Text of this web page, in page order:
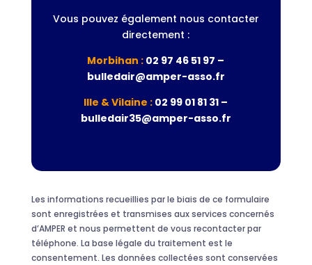
Vous pouvez également nous contacter
directement :
Morbihan : 02 97 46 51 97 –
bulledair@amper-asso.fr
Ille & Vilaine : 02 99 01 81 31 –
bulledair35@amper-asso.fr
Les informations recueillies par le biais de ce formulaire
sont enregistrées et transmises aux services concernés
d’AMPER et nous permettent de vous recontacter par
téléphone. La base légale du traitement est le
consentement. Les données collectées sont conservées